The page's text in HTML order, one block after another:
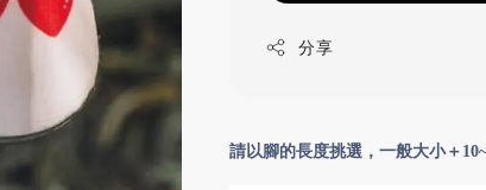
分享
請以腳的長度挑選，一般大小＋